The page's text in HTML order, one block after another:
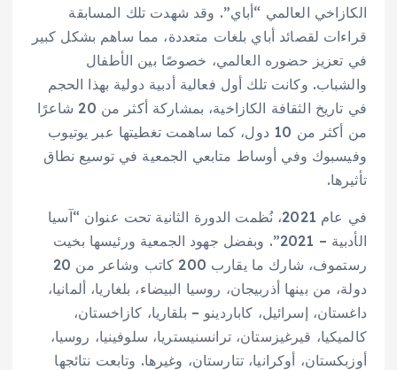
الكازاخي العالمي “أباي”. وقد شهدت تلك المسابقة
قراءات لقصائد أباي بلغات متعددة، مما ساهم بشكل كبير
في تعزيز حضوره العالمي، خصوصًا بين الأطفال
والشباب. وكانت تلك أول فعالية أدبية دولية بهذا الحجم
في تاريخ الثقافة الكازاخية، بمشاركة أكثر من 20 شاعرًا
من أكثر من 10 دول، كما ساهمت تغطيتها عبر يوتيوب
وفيسبوك وفي أوساط متابعي الجمعية في توسيع نطاق
تأثيرها.
في عام 2021، نُظمت الدورة الثانية تحت عنوان “آسيا
الأدبية – 2021”. وبفضل جهود الجمعية ورئيسها بخيت
رستموف، شارك ما يقارب 200 كاتب وشاعر من 20
دولة، من بينها أذربيجان، روسيا البيضاء، بلغاريا، ألمانيا،
داغستان، إسرائيل، كاباردينو – بلقاريا، كازاخستان،
كالميكيا، قيرغيزستان، ترانسنيستريا، سلوفينيا، روسيا،
أوزبكستان، أوكرانيا، تتارستان، وغيرها. وتابعت نتائجها